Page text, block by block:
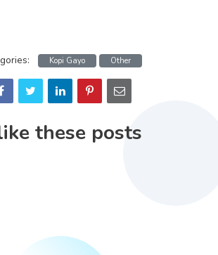
Kopi Gayo Other
these posts